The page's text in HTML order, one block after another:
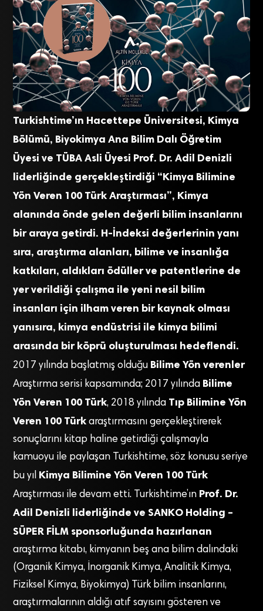
Turkishtime’ın Hacettepe Üniversitesi, Kimya
Bölümü, Biyokimya Ana Bilim Dalı Öğretim
Üyesi ve TÜBA Asli Üyesi Prof. Dr. Adil Denizli
liderliğinde gerçekleştirdiği “Kimya Bilimine
Yön Veren 100 Türk Araştırması”, Kimya
alanında önde gelen değerli bilim insanlarını
bir araya getirdi. H-İndeksi değerlerinin yanı
sıra, araştırma alanları, bilime ve insanlığa
katkıları, aldıkları ödüller ve patentlerine de
yer verildiği çalışma ile yeni nesil bilim
insanları için ilham veren bir kaynak olması
yanısıra, kimya endüstrisi ile kimya bilimi
arasında bir köprü oluşturulması hedeflendi.
2017 yılında başlatmış olduğu Bilime Yön verenler
Araştırma serisi kapsamında; 2017 yılında Bilime
Yön Veren 100 Türk, 2018 yılında Tıp Bilimine Yön
Veren 100 Türk araştırmasını gerçekleştirerek
sonuçlarını kitap haline getirdiği çalışmayla
kamuoyu ile paylaşan Turkishtime, söz konusu seriye
bu yıl Kimya Bilimine Yön Veren 100 Türk
Araştırması ile devam etti. Turkishtime’ın Prof. Dr.
Adil Denizli liderliğinde ve SANKO Holding –
SÜPER FİLM sponsorluğunda hazırlanan
araştırma kitabı, kimyanın beş ana bilim dalındaki
(Organik Kimya, İnorganik Kimya, Analitik Kimya,
Fiziksel Kimya, Biyokimya) Türk bilim insanlarını,
araştırmalarının aldığı atıf sayısını gösteren ve